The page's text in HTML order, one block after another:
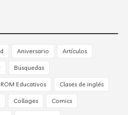
Aniversario Artículos
Búsquedas
ROM Educativos Clases de inglés
Collages Comics